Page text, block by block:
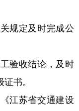
定及时完成公
收结论，及时
书。
苏省交通建设